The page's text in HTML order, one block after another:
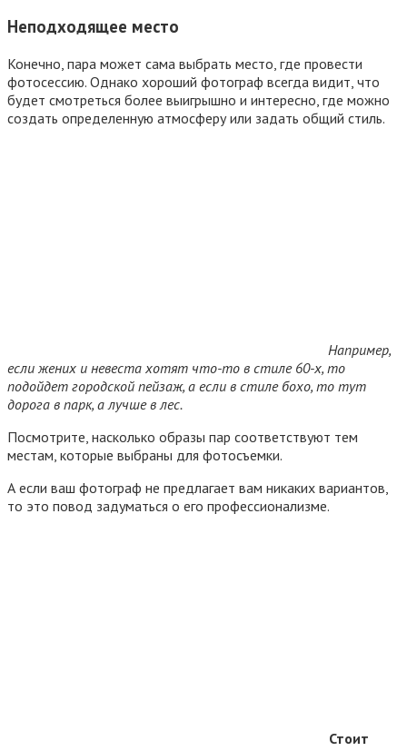
Неподходящее место
Конечно, пара может сама выбрать место, где провести
фотосессию. Однако хороший фотограф всегда видит, что
будет смотреться более выигрышно и интересно, где можно
создать определенную атмосферу или задать общий стиль.
Например,
если жених и невеста хотят что-то в стиле 60-х, то
подойдет городской пейзаж, а если в стиле бохо, то тут
дорога в парк, а лучше в лес.
Посмотрите, насколько образы пар соответствуют тем
местам, которые выбраны для фотосъемки.
А если ваш фотограф не предлагает вам никаких вариантов,
то это повод задуматься о его профессионализме.
Стоит